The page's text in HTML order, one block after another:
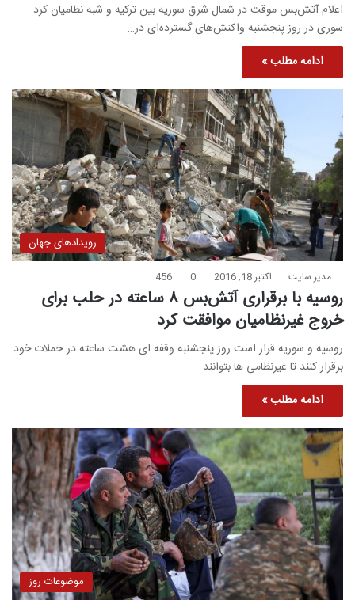
اعلام آتش‌بس موقت در شمال شرق سوریه بین ترکیه و شبه نظامیان کرد
سوری در روز پنجشنبه واکنش‌های گسترده‌ای در…
ادامه مطلب »
رویدادهای جهان
مدیر سایت اکتبر 18, 2016 0
456
روسیه با برقراری آتش‌بس ۸ ساعته در حلب برای
خروج غیرنظامیان موافقت کرد
روسیه و سوریه قرار است روز پنجشنبه وقفه ای هشت ساعته در حملات خود
برقرار کنند تا غیرنظامی ها بتوانند…
ادامه مطلب »
موضوعات روز